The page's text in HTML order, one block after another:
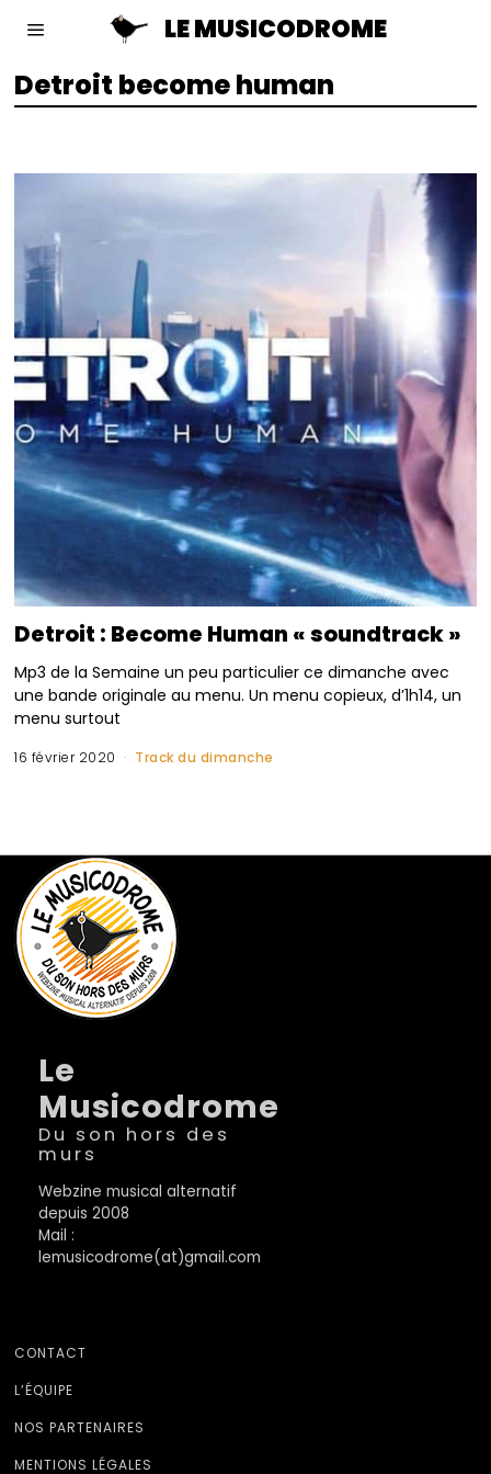
LE MUSICODROME
Detroit become human
Detroit : Become Human « soundtrack »
Mp3 de la Semaine un peu particulier ce dimanche avec
une bande originale au menu. Un menu copieux, d’1h14, un
menu surtout
16 février 2020 Track du dimanche
Le
Musicodrome
Du son hors des
murs
Webzine musical alternatif
depuis 2008
Mail :
lemusicodrome(at)gmail.com
CONTACT
L’ÉQUIPE
NOS PARTENAIRES
MENTIONS LÉGALES